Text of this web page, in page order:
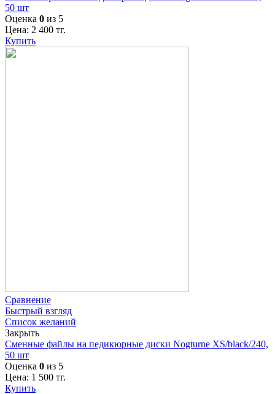
50 шт
Оценка 0 из 5
Цена: 2 400 тг.
Купить
Сравнение
Быстрый взгляд
Список желаний
Закрыть
Сменные файлы на педикюрные диски Nogturne XS/black/240,
50 шт
Оценка 0 из 5
Цена: 1 500 тг.
Купить